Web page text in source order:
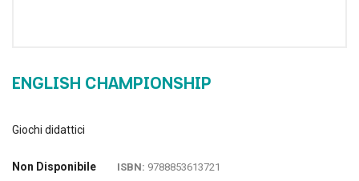
ENGLISH CHAMPIONSHIP
Non Disponibile ISBN: 9788853613721
Giochi didattici